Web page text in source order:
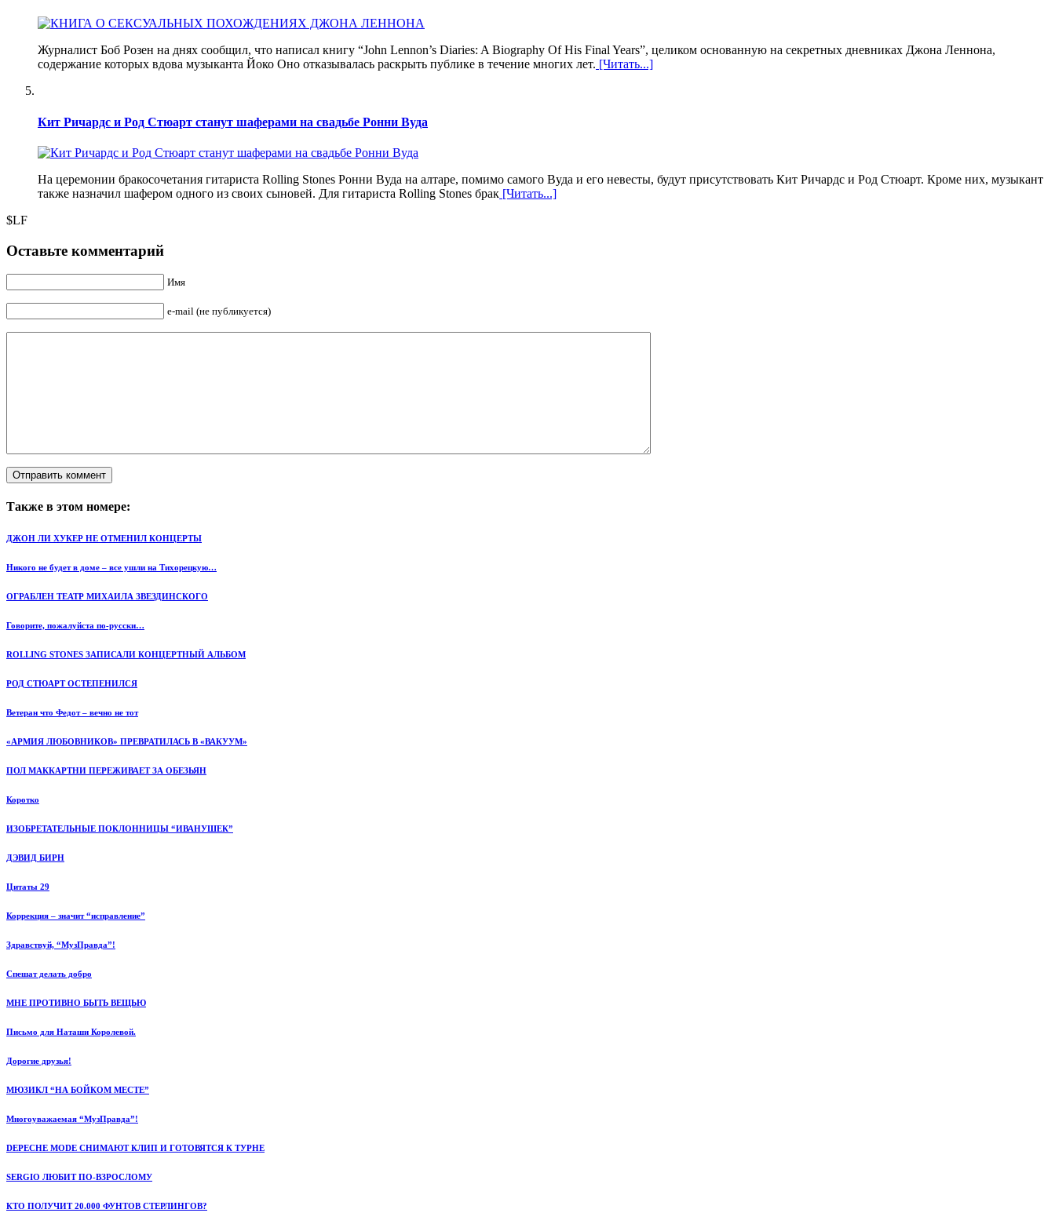
Журналист Боб Розен на днях сообщил, что написал книгу “John Lennon’s Diaries: A Biography Of His Final Years”, целиком основанную на секретных дневниках Джона Леннона,
содержание которых вдова музыканта Йоко Оно отказывалась раскрыть публике в течение многих лет. [Читать...]
Кит Ричардс и Род Стюарт станут шаферами на свадьбе Ронни Вуда
На церемонии бракосочетания гитариста Rolling Stones Ронни Вуда на алтаре, помимо самого Вуда и его невесты, будут присутствовать Кит Ричардс и Род Стюарт. Кроме них, музыкант
также назначил шафером одного из своих сыновей. Для гитариста Rolling Stones брак [Читать...]
$LF
Оставьте комментарий
Имя
e-mail (не публикуется)
Также в этом номере:
ДЖОН ЛИ ХУКЕР НЕ ОТМЕНИЛ КОНЦЕРТЫ
Никого не будет в доме – все ушли на Тихорецкую…
ОГРАБЛЕН ТЕАТР МИХАИЛА ЗВЕЗДИНСКОГО
Говорите, пожалуйста по-русски…
ROLLING STONES ЗАПИСАЛИ КОНЦЕРТНЫЙ АЛЬБОМ
РОД СТЮАРТ ОСТЕПЕНИЛСЯ
Ветеран что Федот – вечно не тот
«АРМИЯ ЛЮБОВНИКОВ» ПРЕВРАТИЛАСЬ В «ВАКУУМ»
ПОЛ МАККАРТНИ ПЕРЕЖИВАЕТ ЗА ОБЕЗЬЯН
Коротко
ИЗОБРЕТАТЕЛЬНЫЕ ПОКЛОННИЦЫ “ИВАНУШЕК”
ДЭВИД БИРН
Цитаты 29
Коррекция – значит “исправление”
Здравствуй, “МузПравда”!
Спешат делать добро
МНЕ ПРОТИВНО БЫТЬ ВЕЩЬЮ
Письмо для Наташи Королевой.
Дорогие друзья!
МЮЗИКЛ “НА БОЙКОМ МЕСТЕ”
Многоуважаемая “МузПравда”!
DEPECHE MODE СНИМАЮТ КЛИП И ГОТОВЯТСЯ К ТУРНЕ
SERGIO ЛЮБИТ ПО-ВЗРОСЛОМУ
КТО ПОЛУЧИТ 20.000 ФУНТОВ СТЕРЛИНГОВ?